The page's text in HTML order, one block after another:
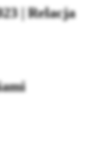
| Relacja